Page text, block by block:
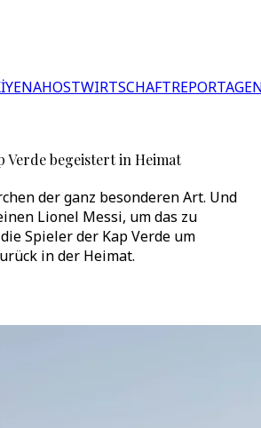
NAHOSTWIRTSCHAFT
Verde begeistert in Heimat
der ganz besonderen Art. Und
Lionel Messi, um das zu
Spieler der Kap Verde um
in der Heimat.